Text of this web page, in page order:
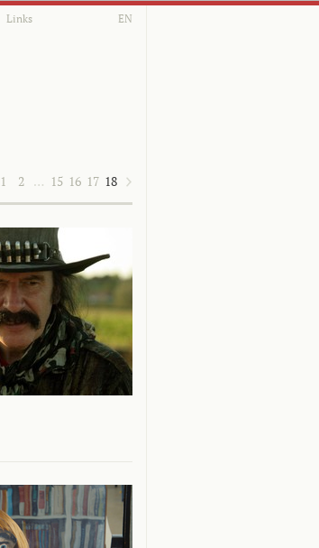
Links EN
1 2 … 15 16 17 18